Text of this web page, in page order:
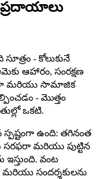
- కోలుకునే
ఆహారం, సంరక్షణ
మరియు సామాజిక
- మొత్తం
ఒకటి.
స్పష్టంగా ఉంది: తగినంత
సరఫరా మరియు పుట్టిన
వంట
సందర్శకులను